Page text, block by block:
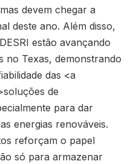
devem chegar a
deste ano. Além disso,
estão avançando
no Texas, demonstrando
das <a
de
para dar
energias renováveis.
reforçam o papel
só para armazenar